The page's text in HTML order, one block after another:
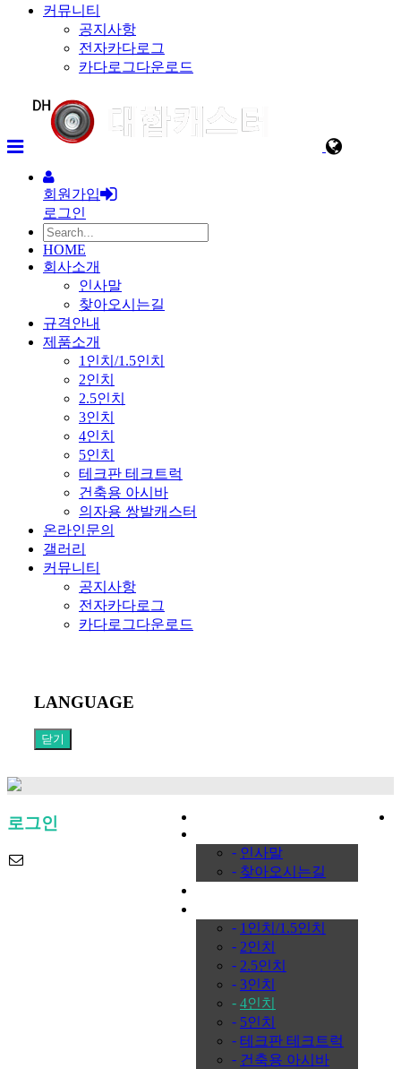
커뮤니티
공지사항
전자카다로그
카다로그다운로드
회원가입
로그인
HOME
회사소개
인사말
찾아오시는길
규격안내
제품소개
1인치/1.5인치
2인치
2.5인치
3인치
4인치
5인치
테크판 테크트럭
건축용 아시바
의자용 쌍발캐스터
온라인문의
갤러리
커뮤니티
공지사항
전자카다로그
카다로그다운로드
LANGUAGE
닫기
- 인사말
- 찾아오시는길
- 1인치/1.5인치
- 2인치
- 2.5인치
- 3인치
- 4인치
- 5인치
- 테크판 테크트럭
- 건축용 아시바
로그인